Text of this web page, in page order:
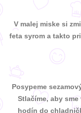
V malej miske si
feta syrom a takto
Posypeme
Stlačíme, aby
hodín do